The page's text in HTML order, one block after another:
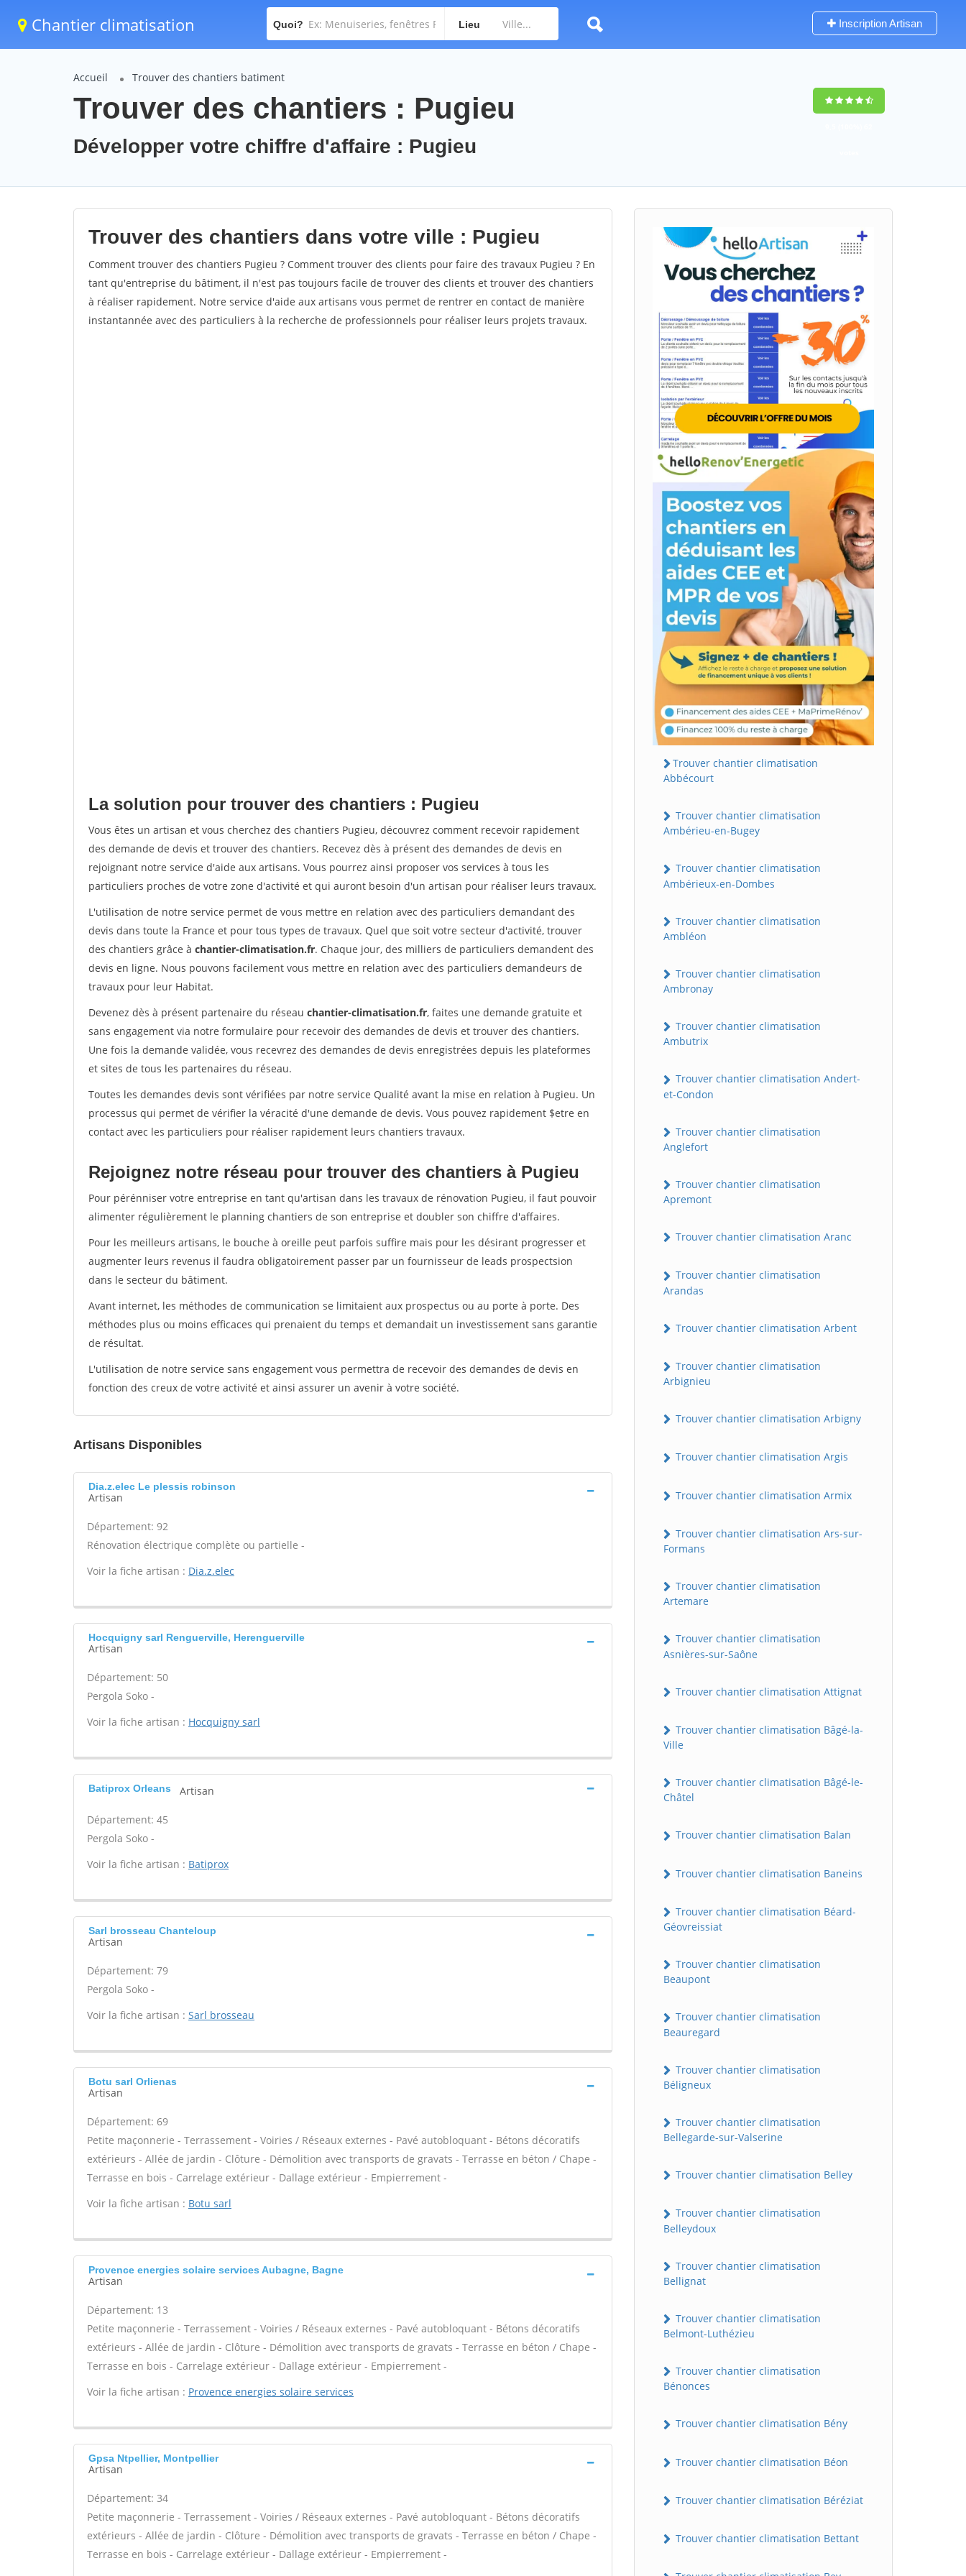
Chantier climatisation Quoi? Lieu Inscription Artisan
Accueil Trouver des chantiers batiment
Trouver des chantiers : Pugieu
Développer votre chiffre d'affaire : Pugieu
Trouver des chantiers dans votre ville : Pugieu
Comment trouver des chantiers Pugieu ? Comment trouver des clients pour faire des travaux Pugieu ? En
tant qu'entreprise du bâtiment, il n'est pas toujours facile de trouver des clients et trouver des chantiers
à réaliser rapidement. Notre service d'aide aux artisans vous permet de rentrer en contact de manière
instantannée avec des particuliers à la recherche de professionnels pour réaliser leurs projets travaux.
La solution pour trouver des chantiers : Pugieu
Vous êtes un artisan et vous cherchez des chantiers Pugieu, découvrez comment recevoir rapidement
des demande de devis et trouver des chantiers. Recevez dès à présent des demandes de devis en
rejoignant notre service d'aide aux artisans. Vous pourrez ainsi proposer vos services à tous les
particuliers proches de votre zone d'activité et qui auront besoin d'un artisan pour réaliser leurs travaux.
L'utilisation de notre service permet de vous mettre en relation avec des particuliers demandant des
devis dans toute la France et pour tous types de travaux. Quel que soit votre secteur d'activité, trouver
des chantiers grâce à chantier-climatisation.fr. Chaque jour, des milliers de particuliers demandent des
devis en ligne. Nous pouvons facilement vous mettre en relation avec des particuliers demandeurs de
travaux pour leur Habitat.
Devenez dès à présent partenaire du réseau chantier-climatisation.fr, faites une demande gratuite et
sans engagement via notre formulaire pour recevoir des demandes de devis et trouver des chantiers.
Une fois la demande validée, vous recevrez des demandes de devis enregistrées depuis les plateformes
et sites de tous les partenaires du réseau.
Toutes les demandes devis sont vérifiées par notre service Qualité avant la mise en relation à Pugieu. Un
processus qui permet de vérifier la véracité d'une demande de devis. Vous pouvez rapidement $etre en
contact avec les particuliers pour réaliser rapidement leurs chantiers travaux.
Rejoignez notre réseau pour trouver des chantiers à Pugieu
Pour pérénniser votre entreprise en tant qu'artisan dans les travaux de rénovation Pugieu, il faut pouvoir
alimenter régulièrement le planning chantiers de son entreprise et doubler son chiffre d'affaires.
Pour les meilleurs artisans, le bouche à oreille peut parfois suffire mais pour les désirant progresser et
augmenter leurs revenus il faudra obligatoirement passer par un fournisseur de leads prospectsion
dans le secteur du bâtiment.
Avant internet, les méthodes de communication se limitaient aux prospectus ou au porte à porte. Des
méthodes plus ou moins efficaces qui prenaient du temps et demandait un investissement sans garantie
de résultat.
L'utilisation de notre service sans engagement vous permettra de recevoir des demandes de devis en
fonction des creux de votre activité et ainsi assurer un avenir à votre société.
Artisans Disponibles
Dia.z.elec Le plessis robinson
Artisan
Département: 92
Rénovation électrique complète ou partielle -
Voir la fiche artisan : Dia.z.elec
Hocquigny sarl Renguerville, Herenguerville
Artisan
Département: 50
Pergola Soko -
Voir la fiche artisan : Hocquigny sarl
Batiprox Orleans Artisan
Département: 45
Pergola Soko -
Voir la fiche artisan : Batiprox
Sarl brosseau Chanteloup
Artisan
Département: 79
Pergola Soko -
Voir la fiche artisan : Sarl brosseau
Botu sarl Orlienas
Artisan
Département: 69
Petite maçonnerie - Terrassement - Voiries / Réseaux externes - Pavé autobloquant - Bétons décoratifs
extérieurs - Allée de jardin - Clôture - Démolition avec transports de gravats - Terrasse en béton / Chape -
Terrasse en bois - Carrelage extérieur - Dallage extérieur - Empierrement -
Voir la fiche artisan : Botu sarl
Provence energies solaire services Aubagne, Bagne
Artisan
Département: 13
Petite maçonnerie - Terrassement - Voiries / Réseaux externes - Pavé autobloquant - Bétons décoratifs
extérieurs - Allée de jardin - Clôture - Démolition avec transports de gravats - Terrasse en béton / Chape -
Terrasse en bois - Carrelage extérieur - Dallage extérieur - Empierrement -
Voir la fiche artisan : Provence energies solaire services
Gpsa Ntpellier, Montpellier
Artisan
Département: 34
Petite maçonnerie - Terrassement - Voiries / Réseaux externes - Pavé autobloquant - Bétons décoratifs
extérieurs - Allée de jardin - Clôture - Démolition avec transports de gravats - Terrasse en béton / Chape -
Terrasse en bois - Carrelage extérieur - Dallage extérieur - Empierrement -
Trouver chantier climatisation
Abbécourt
Trouver chantier climatisation
Ambérieu-en-Bugey
Trouver chantier climatisation
Ambérieux-en-Dombes
Trouver chantier climatisation
Ambléon
Trouver chantier climatisation
Ambronay
Trouver chantier climatisation
Ambutrix
Trouver chantier climatisation Andert-
et-Condon
Trouver chantier climatisation
Anglefort
Trouver chantier climatisation
Apremont
Trouver chantier climatisation Aranc
Trouver chantier climatisation
Arandas
Trouver chantier climatisation Arbent
Trouver chantier climatisation
Arbignieu
Trouver chantier climatisation Arbigny
Trouver chantier climatisation Argis
Trouver chantier climatisation Armix
Trouver chantier climatisation Ars-sur-
Formans
Trouver chantier climatisation
Artemare
Trouver chantier climatisation
Asnières-sur-Saône
Trouver chantier climatisation Attignat
Trouver chantier climatisation Bâgé-la-
Ville
Trouver chantier climatisation Bâgé-le-
Châtel
Trouver chantier climatisation Balan
Trouver chantier climatisation Baneins
Trouver chantier climatisation Béard-
Géovreissiat
Trouver chantier climatisation
Beaupont
Trouver chantier climatisation
Beauregard
Trouver chantier climatisation
Béligneux
Trouver chantier climatisation
Bellegarde-sur-Valserine
Trouver chantier climatisation Belley
Trouver chantier climatisation
Belleydoux
Trouver chantier climatisation
Bellignat
Trouver chantier climatisation
Belmont-Luthézieu
Trouver chantier climatisation
Bénonces
Trouver chantier climatisation Bény
Trouver chantier climatisation Béon
Trouver chantier climatisation Béréziat
Trouver chantier climatisation Bettant